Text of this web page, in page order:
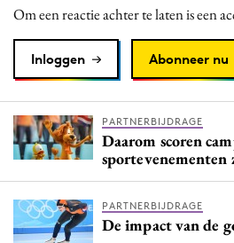
Om een reactie achter te laten is een
Inloggen Abonneer nu
PARTNERBIJDRAGE
Daarom scoren
sportevenementen
PARTNERBIJDRAGE
De impact van de